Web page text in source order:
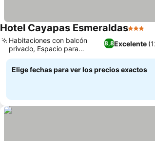
Hotel Cayapas Esmeraldas3
8,8Excelente
Habitaciones con balcón
privado, Espacio para
eventos
Elige fechas para ver los precios exactos